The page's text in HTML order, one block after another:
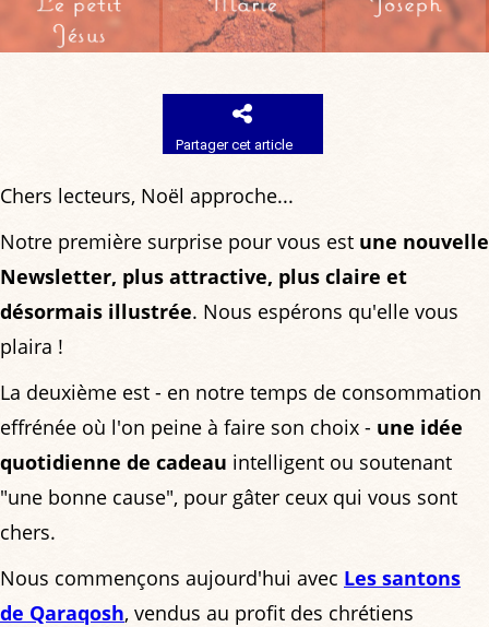
Partager cet article
Chers lecteurs, Noël approche...
Notre première surprise pour vous est une nouvelle
Newsletter, plus attractive, plus claire et
désormais illustrée. Nous espérons qu'elle vous
plaira !
La deuxième est - en notre temps de consommation
effrénée où l'on peine à faire son choix - une idée
quotidienne de cadeau intelligent ou soutenant
"une bonne cause", pour gâter ceux qui vous sont
chers.
Nous commençons aujourd'hui avec Les santons
de Qaraqosh, vendus au profit des chrétiens